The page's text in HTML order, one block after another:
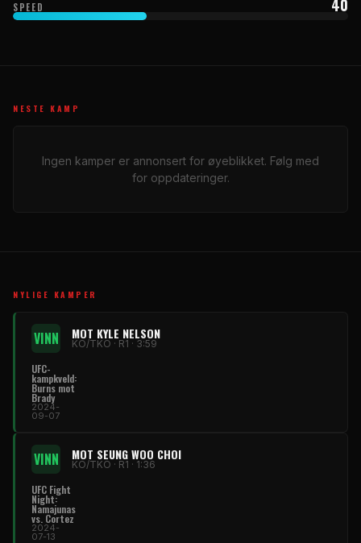
SPEED 40
NESTE KAMP
Ingen kamper er annonsert for øyeblikket. Følg med
for oppdateringer.
NYLIGE KAMPER
VINN MOT KYLE NELSON
KO/TKO · R1 · 3:59
UFC-
kampkveld:
Burns mot
Brady
2024-
09-07
VINN MOT SEUNG WOO CHOI
KO/TKO · R1 · 1:36
UFC Fight
Night:
Namajunas
vs. Cortez
2024-
07-13